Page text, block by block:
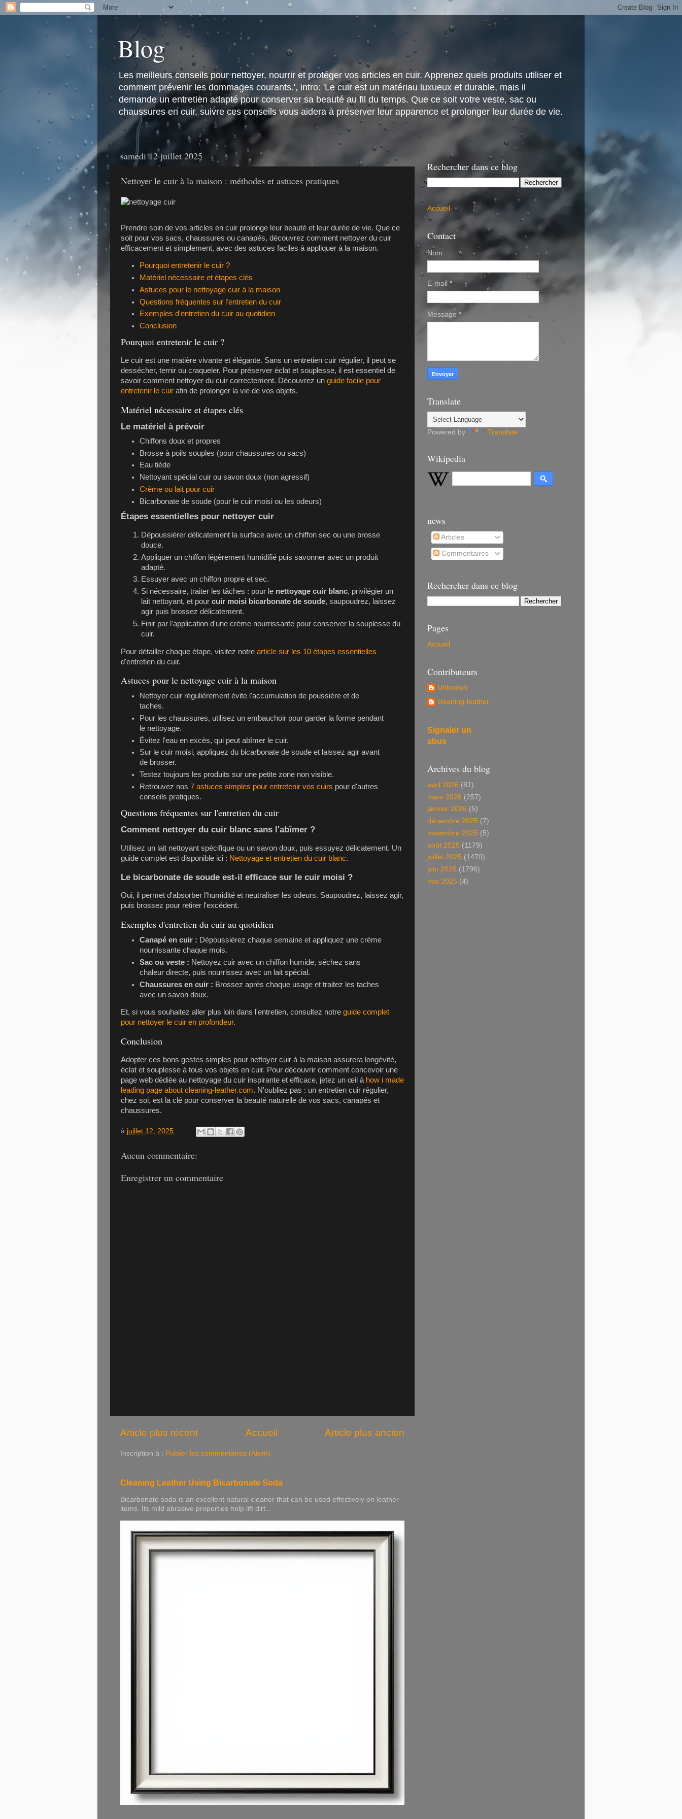
Blog
Les meilleurs conseils pour nettoyer, nourrir et protéger vos articles en cuir. Apprenez quels produits utiliser et
comment prévenir les dommages courants.', intro: 'Le cuir est un matériau luxueux et durable, mais il
demande un entretien adapté pour conserver sa beauté au fil du temps. Que ce soit votre veste, sac ou
chaussures en cuir, suivre ces conseils vous aidera à préserver leur apparence et prolonger leur durée de vie.
samedi 12 juillet 2025
Nettoyer le cuir à la maison : méthodes et astuces pratiques
Prendre soin de vos articles en cuir prolonge leur beauté et leur durée de vie. Que ce
soit pour vos sacs, chaussures ou canapés, découvrez comment nettoyer du cuir
efficacement et simplement, avec des astuces faciles à appliquer à la maison.
Pourquoi entretenir le cuir ?
Matériel nécessaire et étapes clés
Astuces pour le nettoyage cuir à la maison
Questions fréquentes sur l'entretien du cuir
Exemples d'entretien du cuir au quotidien
Conclusion
Pourquoi entretenir le cuir ?
Le cuir est une matière vivante et élégante. Sans un entretien cuir régulier, il peut se
dessécher, ternir ou craqueler. Pour préserver éclat et souplesse, il est essentiel de
savoir comment nettoyer du cuir correctement. Découvrez un guide facile pour
entretenir le cuir afin de prolonger la vie de vos objets.
Matériel nécessaire et étapes clés
Le matériel à prévoir
Chiffons doux et propres
Brosse à poils souples (pour chaussures ou sacs)
Eau tiède
Nettoyant spécial cuir ou savon doux (non agressif)
Crème ou lait pour cuir
Bicarbonate de soude (pour le cuir moisi ou les odeurs)
Étapes essentielles pour nettoyer cuir
Dépoussiérer délicatement la surface avec un chiffon sec ou une brosse
douce.
Appliquer un chiffon légèrement humidifié puis savonner avec un produit
adapté.
Essuyer avec un chiffon propre et sec.
Si nécessaire, traiter les tâches : pour le nettoyage cuir blanc, privilégier un
lait nettoyant, et pour cuir moisi bicarbonate de soude, saupoudrez, laissez
agir puis brossez délicatement.
Finir par l'application d'une crème nourrissante pour conserver la souplesse du
cuir.
Pour détailler chaque étape, visitez notre article sur les 10 étapes essentielles
d'entretien du cuir.
Astuces pour le nettoyage cuir à la maison
Nettoyer cuir régulièrement évite l'accumulation de poussière et de
taches.
Pour les chaussures, utilisez un embauchoir pour garder la forme pendant
le nettoyage.
Évitez l'eau en excès, qui peut abîmer le cuir.
Sur le cuir moisi, appliquez du bicarbonate de soude et laissez agir avant
de brosser.
Testez toujours les produits sur une petite zone non visible.
Retrouvez nos7 astuces simples pour entretenir vos cuirs pour d'autres
conseils pratiques.
Questions fréquentes sur l'entretien du cuir
Comment nettoyer du cuir blanc sans l'abîmer ?
Utilisez un lait nettoyant spécifique ou un savon doux, puis essuyez délicatement. Un
guide complet est disponible ici : Nettoyage et entretien du cuir blanc.
Le bicarbonate de soude est-il efficace sur le cuir moisi ?
Oui, il permet d'absorber l'humidité et neutraliser les odeurs. Saupoudrez, laissez agir,
puis brossez pour retirer l'excédent.
Exemples d'entretien du cuir au quotidien
Canapé en cuir : Dépoussiérez chaque semaine et appliquez une crème
nourrissante chaque mois.
Sac ou veste : Nettoyez cuir avec un chiffon humide, séchez sans
chaleur directe, puis nourrissez avec un lait spécial.
Chaussures en cuir : Brossez après chaque usage et traitez les taches
avec un savon doux.
Et, si vous souhaitez aller plus loin dans l'entretien, consultez notre guide complet
pour nettoyer le cuir en profondeur.
Conclusion
Adopter ces bons gestes simples pour nettoyer cuir à la maison assurera longévité,
éclat et souplesse à tous vos objets en cuir. Pour découvrir comment concevoir une
page web dédiée au nettoyage du cuir inspirante et efficace, jetez un œil à how i made
leading page about cleaning-leather.com. N'oubliez pas : un entretien cuir régulier,
chez soi, est la clé pour conserver la beauté naturelle de vos sacs, canapés et
chaussures.
à juillet 12, 2025
Aucun commentaire:
Enregistrer un commentaire
Article plus récent Article plus ancien
Accueil
Inscription à : Publier les commentaires (Atom)
Cleaning Leather Using Bicarbonate Soda
Bicarbonate soda is an excellent natural cleaner that can be used effectively on leather
items. Its mild abrasive properties help lift dirt...
Rechercher dans ce blog
Accueil
Contact
Nom
E-mail *
Message *
Translate
Powered by Translate
Wikipedia
news
Articles
Commentaires
Rechercher dans ce blog
Pages
Accueil
Contributeurs
Unknown
cleaning-leather
Signaler un
abus
Archives du blog
avril 2026 (81)
mars 2026 (257)
janvier 2026 (5)
décembre 2025 (7)
novembre 2025 (5)
août 2025 (1179)
juillet 2025 (1470)
juin 2025 (1796)
mai 2025 (4)